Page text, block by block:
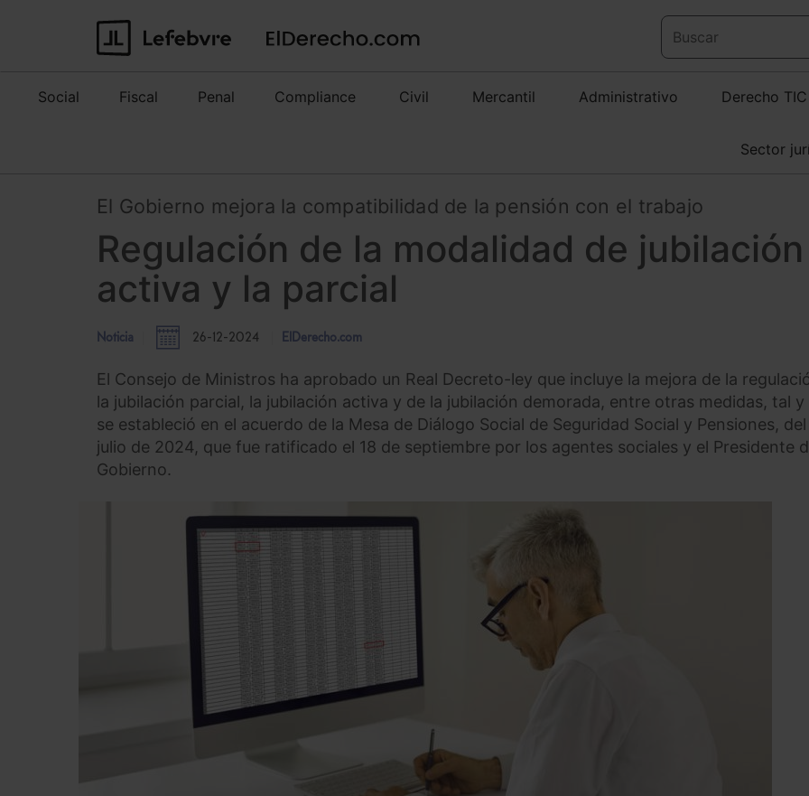
Social Fiscal Penal Compliance Civil Mercantil Administrativo Derecho TIC
Sector
El Gobierno mejora la compatibilidad de la pensión con el trabajo
Regulación de la modalidad de jubilación
activa y la parcial
Noticia 26-12-2024 ElDerecho.com
El Consejo de Ministros ha aprobado un Real Decreto-ley que incluye la mejora de la
la jubilación parcial, la jubilación activa y de la jubilación demorada, entre otras medidas, tal y
se estableció en el acuerdo de la Mesa de Diálogo Social de Seguridad Social y Pensiones, del
julio de 2024, que fue ratificado el 18 de septiembre por los agentes sociales y el Presidente
Gobierno.